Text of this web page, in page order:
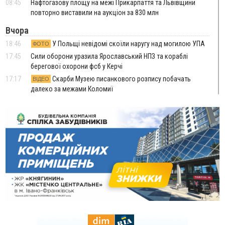
08:45
Нафтогазову площу на межі Прикарпаття та Львівщини
повторно виставили на аукціон за 830 млн
Вчора
18:46 ФОТО
У Польщі невідомі скоїли наругу над могилою УПА
17:45
Сили оборони уразила Ярославський НПЗ та кораблі
берегової охорони фсб у Керчі
17:17
ВІДЕО Скарби Музею писанкового розпису побачать
далеко за межами Коломиї
16:27
На Прикарпатті триває декларування вогнепальної зброї:
уже зареєстровано 282 одиниці
15:58
Понад 9 тис. прикарпатських вступників отримали
рекомендації до зарахування на бакалаврат у ВНЗ
15:28
Кілька вулиць у Долині тимчасово залишаться без газу
15:02
ФОТО У Старуні відбулася Патріарша проща
14:35
Не знає англійську на достатньому рівні. Франківець Лев
Кишакевич не зможе стати суддею Міжнародного
У Ворохті проведуть Кубок ФЛСУ зі стрибків на лижах,